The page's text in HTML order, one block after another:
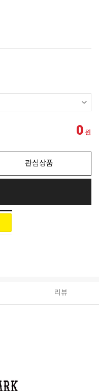
0 원
관심상품
리뷰